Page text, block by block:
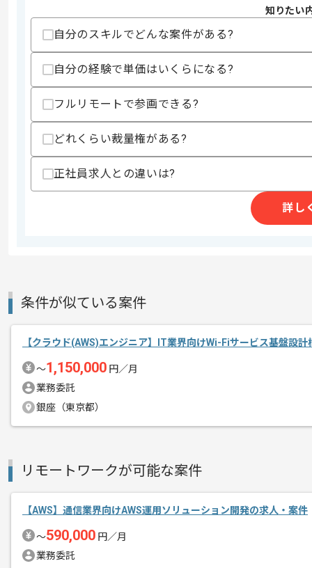
上記に似た経験やスキルをお持ちであれば申
その他募集要項
商談回数
作業開始日
レバテック実績ありの企業です。
増員による現場での参画でございます。
知りたい
自分のスキルでどんな案件がある?
自分の経験で単価はいくらになる?
フルリモートで参画できる?
どれくらい裁量権がある?
正社員求人との違いは?
詳し
条件が似ている案件
【クラウド(AWS)エンジニア】IT業界向けWi-Fiサービス基盤設
〜1,150,000 円／月
業務委託
銀座（東京都）
リモートワークが可能な案件
【AWS】通信業界向けAWS運用ソリューション開発の求人・案件
〜590,000 円／月
業務委託